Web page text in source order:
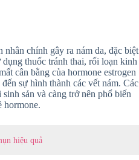
chính gây ra nám da, đặc biệt
thuốc tránh thai, rối loạn kinh
cân bằng của hormone estrogen
sự hình thành các vết nám. Các
sản và càng trở nên phổ biến
hormone.
hiệu quả